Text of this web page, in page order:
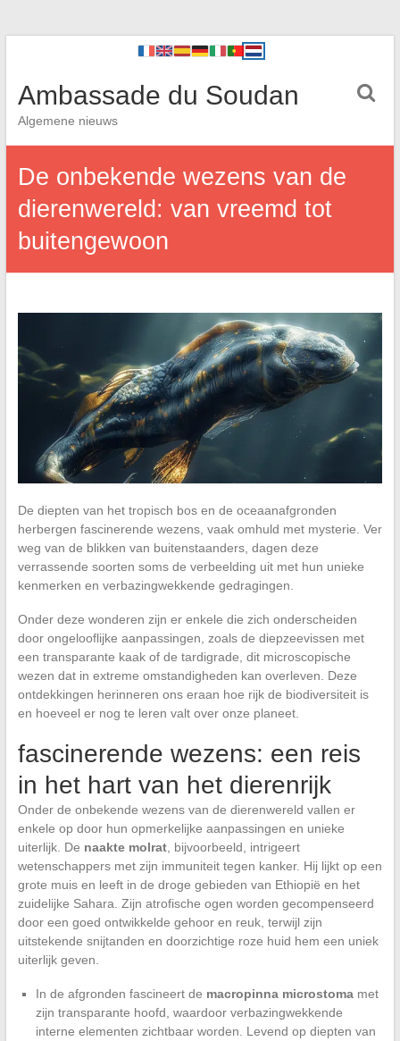
Ambassade du Soudan
Algemene nieuws
De onbekende wezens van de
dierenwereld: van vreemd tot
buitengewoon
De diepten van het tropisch bos en de oceaanafgronden
herbergen fascinerende wezens, vaak omhuld met mysterie. Ver
weg van de blikken van buitenstaanders, dagen deze
verrassende soorten soms de verbeelding uit met hun unieke
kenmerken en verbazingwekkende gedragingen.
Onder deze wonderen zijn er enkele die zich onderscheiden
door ongelooflijke aanpassingen, zoals de diepzeevissen met
een transparante kaak of de tardigrade, dit microscopische
wezen dat in extreme omstandigheden kan overleven. Deze
ontdekkingen herinneren ons eraan hoe rijk de biodiversiteit is
en hoeveel er nog te leren valt over onze planeet.
fascinerende wezens: een reis
in het hart van het dierenrijk
Onder de onbekende wezens van de dierenwereld vallen er
enkele op door hun opmerkelijke aanpassingen en unieke
uiterlijk. De naakte molrat, bijvoorbeeld, intrigeert
wetenschappers met zijn immuniteit tegen kanker. Hij lijkt op een
grote muis en leeft in de droge gebieden van Ethiopië en het
zuidelijke Sahara. Zijn atrofische ogen worden gecompenseerd
door een goed ontwikkelde gehoor en reuk, terwijl zijn
uitstekende snijtanden en doorzichtige roze huid hem een uniek
uiterlijk geven.
In de afgronden fascineert de macropinna microstomamet
zijn transparante hoofd, waardoor verbazingwekkende
interne elementen zichtbaar worden. Levend op diepten van